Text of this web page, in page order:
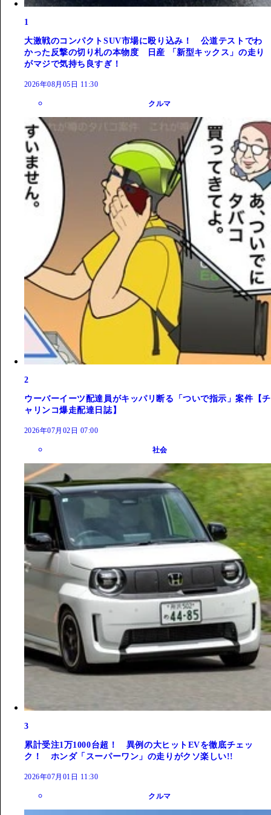
1
大激戦のコンパクトSUV市場に殴り込み！ 公道テストでわ
かった反撃の切り札の本物度 日産 「新型キックス」の走り
がマジで気持ち良すぎ！
2026年08月05日 11:30
クルマ
2
ウーバーイーツ配達員がキッパリ断る「ついで指示」案件【チ
ャリンコ爆走配達日誌】
2026年07月02日 07:00
社会
3
累計受注1万1000台超！ 異例の大ヒットEVを徹底チェッ
ク！ ホンダ「スーパーワン」の走りがクソ楽しい!!
2026年07月01日 11:30
クルマ